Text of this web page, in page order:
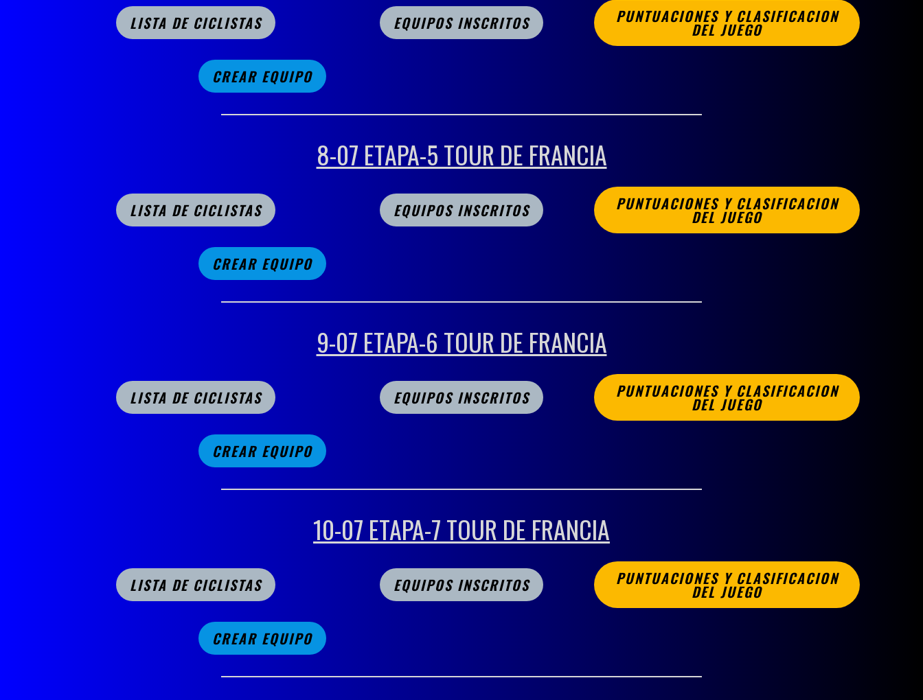
LISTA DE CICLISTAS EQUIPOS INSCRITOS PUNTUACIONES Y CLASIFICACION
DEL JUEGO
CREAR EQUIPO
8-07 ETAPA-5 TOUR DE FRANCIA
LISTA DE CICLISTAS EQUIPOS INSCRITOS PUNTUACIONES Y CLASIFICACION
DEL JUEGO
CREAR EQUIPO
9-07 ETAPA-6 TOUR DE FRANCIA
LISTA DE CICLISTAS EQUIPOS INSCRITOS PUNTUACIONES Y CLASIFICACION
DEL JUEGO
CREAR EQUIPO
10-07 ETAPA-7 TOUR DE FRANCIA
LISTA DE CICLISTAS EQUIPOS INSCRITOS PUNTUACIONES Y CLASIFICACION
DEL JUEGO
CREAR EQUIPO